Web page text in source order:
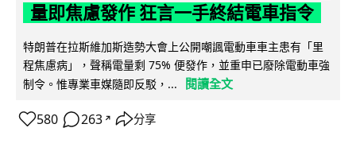
量即焦慮發作 狂言一手終結電車指令
特朗普在拉斯維加斯造勢大會上公開嘲諷電動車車主患有「里
程焦慮病」，聲稱電量剩 75% 便發作，並重申已廢除電動車強
制令。惟專業車媒隨即反駁，...
閱讀全文
580 263 ↗ 分享